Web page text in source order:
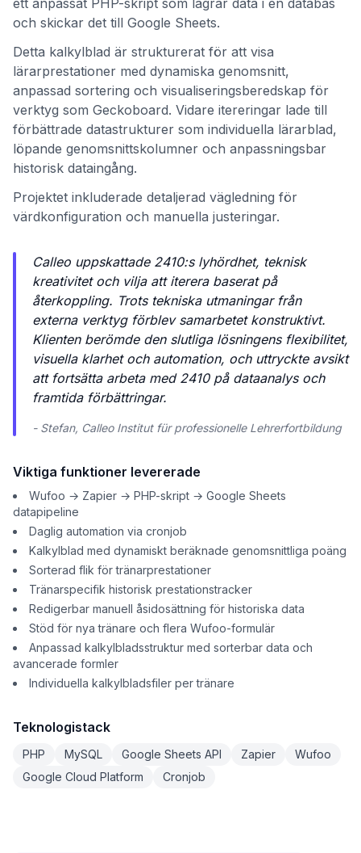
ett anpassat PHP-skript som lagrar data i en databas
och skickar det till Google Sheets.
Detta kalkylblad är strukturerat för att visa
lärarprestationer med dynamiska genomsnitt,
anpassad sortering och visualiseringsberedskap för
verktyg som Geckoboard. Vidare itereringar lade till
förbättrade datastrukturer som individuella lärarblad,
löpande genomsnittskolumner och anpassningsbar
historisk dataingång.
Projektet inkluderade detaljerad vägledning för
värdkonfiguration och manuella justeringar.
Calleo uppskattade 2410:s lyhördhet, teknisk
kreativitet och vilja att iterera baserat på
återkoppling. Trots tekniska utmaningar från
externa verktyg förblev samarbetet konstruktivt.
Klienten berömde den slutliga lösningens flexibilitet,
visuella klarhet och automation, och uttryckte avsikt
att fortsätta arbeta med 2410 på dataanalys och
framtida förbättringar.
- Stefan, Calleo Institut für professionelle Lehrerfortbildung
Viktiga funktioner levererade
Wufoo → Zapier → PHP-skript → Google Sheets
datapipeline
Daglig automation via cronjob
Kalkylblad med dynamiskt beräknade genomsnittliga poäng
Sorterad flik för tränarprestationer
Tränarspecifik historisk prestationstracker
Redigerbar manuell åsidosättning för historiska data
Stöd för nya tränare och flera Wufoo-formulär
Anpassad kalkylbladsstruktur med sorterbar data och
avancerade formler
Individuella kalkylbladsfiler per tränare
Teknologistack
PHP MySQL Google Sheets API Zapier
Wufoo
Google Cloud Platform
Cronjob